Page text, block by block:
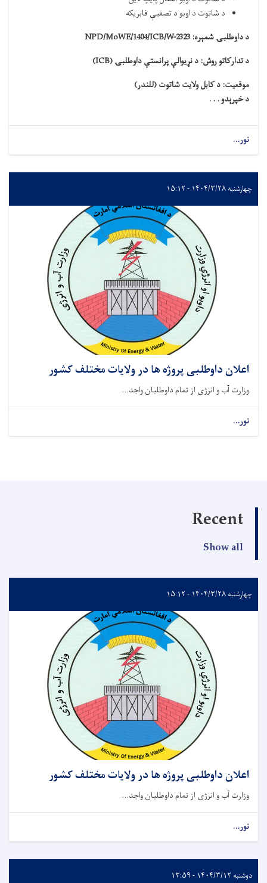
د شاتوت د اوبو د تصفیې فابریکه
د داوطلبۍ شمېره: NPD/MoWE/1404/ICB/W-2323
د تدارکاتوروش: د نړیوالې پرانستې داوطلبۍ (ICB
)
موقعیت: د کابل ولایتشاتوت (للندر)
د خپرېدو . . .
نور...
چهارشنبه ۱۴۰۴/۳/۲۸ - ۱۵:۱۲
اعلان داوطلبی پروژه ها در ولایات مختلف کشور
وزارت آب و انرژی از تمام داوطلبان واجد...
نور...
Recent
Show all
چهارشنبه ۱۴۰۴/۳/۲۸ - ۱۵:۱۲
اعلان داوطلبی پروژه ها در ولایات مختلف کشور
وزارت آب و انرژی از تمام داوطلبان واجد...
نور...
دوشنبه ۱۴۰۴/۳/۱۲ - ۱۳:۵۹